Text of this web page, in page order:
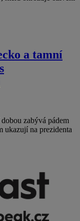
a tamní
zabývá pádem
ukazují na prezidenta